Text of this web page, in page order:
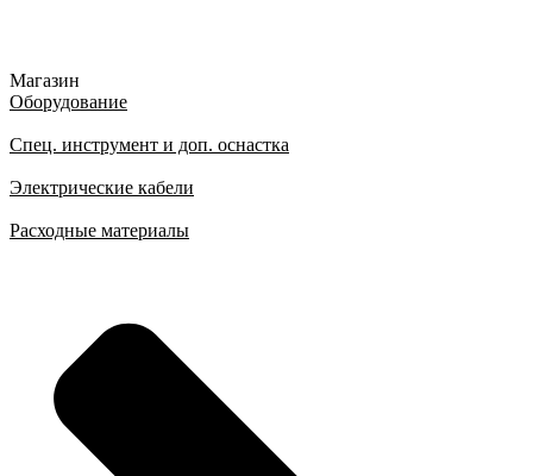
Магазин
Оборудование
Спец. инструмент и доп. оснастка
Электрические кабели
Расходные материалы